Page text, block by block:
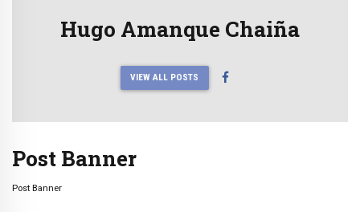
Hugo Amanque Chaiña
VIEW ALL POSTS
Post Banner
Post Banner